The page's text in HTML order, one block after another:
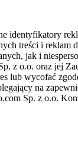
treści i reklam
jak i
z o.o. oraz jej
lub wycofać
na
Sp. z o.o.